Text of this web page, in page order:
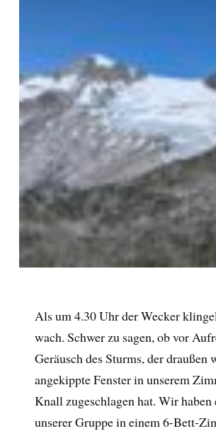
Als um 4.30 Uhr der Wecker
wach. Schwer zu sagen, ob vor
Geräusch des Sturms, der draußen
angekippte Fenster in unserem
Knall zugeschlagen hat. Wir
unserer Gruppe in einem 6-Bett-